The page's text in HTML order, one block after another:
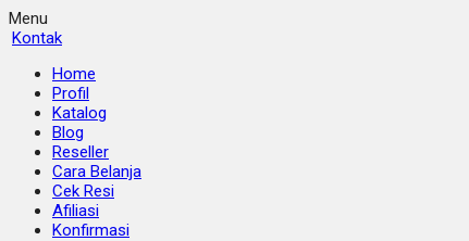
Menu
Kontak
Home
Profil
Katalog
Blog
Reseller
Cara Belanja
Cek Resi
Afiliasi
Konfirmasi